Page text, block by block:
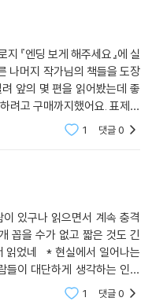
때 더 깊은 인상을 받을 수 있
의도적 장치를 많이 넣지
다. 이 작가는 감정으로 감정
받치게 하는 방법을 잘 안다.
는 동안 사람이 느낄 수 있는
슬펐다가 분노했다가 감동적
아름다워서 가슴이 울리는
이라니 기가 찰 따름이다.
한 감정을 배치해 (두려울 정
지 장편보다 중단편을 더 밀
집에 실린 단편들도 바로 그
역할을 가지고 있고, 모든
을 품고 있는 엄청난 밀도를
주는 단편들과 그보다 좀 더
이 주는 감동과 충격은 만만
『엔딩 보게 해주세요』에 실
나머지 작가님의 책들을 도장
앞의 몇 편을 읽어봤는데 좋
려고 구매까지했어요. 표제작
으로도 자주 봬요...1 댓글0
일어나는
에게 갓누구 갓누구누구 이렇게 하잖아요? 나도 이 기회에 한번 써봅니다
1 댓글0